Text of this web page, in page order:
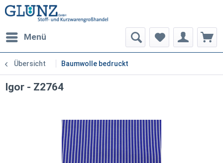
Menü
Übersicht Baumwolle bedruckt
Igor - Z2764